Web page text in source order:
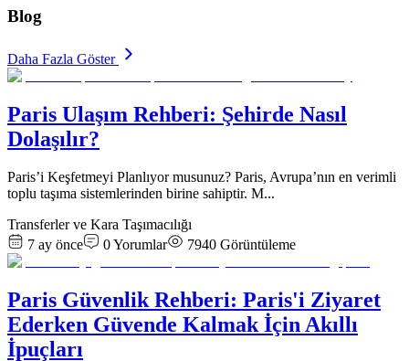
Blog
Daha Fazla Göster
Paris Ulaşım Rehberi: Şehirde Nasıl
Dolaşılır?
Paris’i Keşfetmeyi Planlıyor musunuz? Paris, Avrupa’nın en verimli
toplu taşıma sistemlerinden birine sahiptir. M...
Transferler ve Kara Taşımacılığı
7 ay önce
0Yorumlar 7940 Görüntüleme
Paris Güvenlik Rehberi: Paris'i Ziyaret
Ederken Güvende Kalmak İçin Akıllı
İpuçları